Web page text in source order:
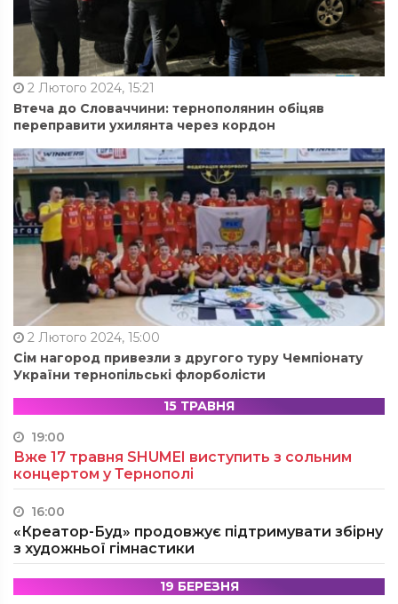
2 Лютого 2024, 15:21
Втеча до Словаччини: тернополянин обіцяв
переправити ухилянта через кордон
2 Лютого 2024, 15:00
Сім нагород привезли з другого туру Чемпіонату
України тернопільські флорболісти
15 ТРАВНЯ
19:00
Вже 17 травня SHUMEI виступить з сольним
концертом у Тернополі
16:00
«Креатор-Буд» продовжує підтримувати збірну
з художньої гімнастики
19 БЕРЕЗНЯ